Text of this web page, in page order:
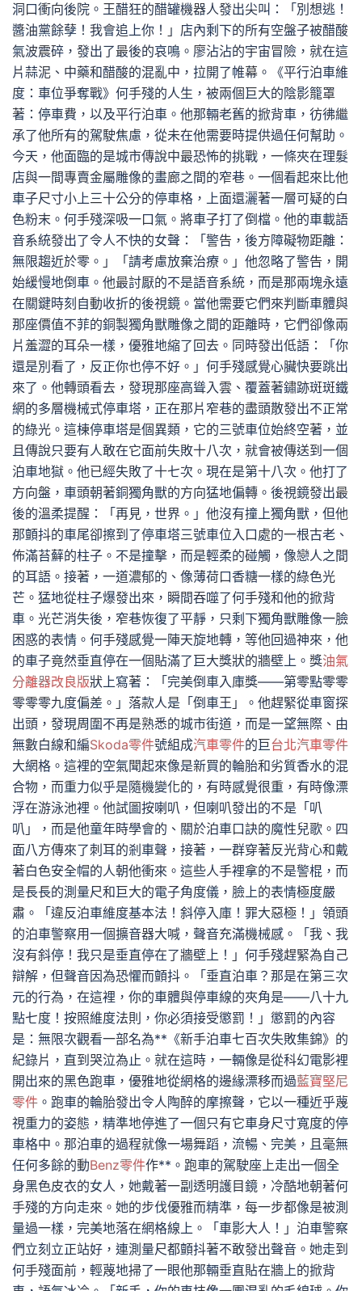
洞口衝向後院。王醋狂的醋罐機器人發出尖叫：「別想逃！
醬油黨餘孽！我會追上你！」店內剩下的所有空盤子被醋酸
氣波震碎，發出了最後的哀鳴。廖沾沾的宇宙冒險，就在這
片蒜泥、中藥和醋酸的混亂中，拉開了帷幕。《平行泊車維
度：車位爭奪戰》何手殘的人生，被兩個巨大的陰影籠罩
著：停車費，以及平行泊車。他那輛老舊的掀背車，彷彿繼
承了他所有的駕駛焦慮，從未在他需要時提供過任何幫助。
今天，他面臨的是城市傳說中最恐怖的挑戰，一條夾在理髮
店與一間專賣金屬雕像的畫廊之間的窄巷。一個看起來比他
車子尺寸小上三十公分的停車格，上面還灑著一層可疑的白
色粉末。何手殘深吸一口氣。將車子打了倒檔。他的車載語
音系統發出了令人不快的女聲：「警告，後方障礙物距離：
無限趨近於零。」「請考慮放棄治療。」他忽略了警告，開
始緩慢地倒車。他最討厭的不是語音系統，而是那兩塊永遠
在關鍵時刻自動收折的後視鏡。當他需要它們來判斷車體與
那座價值不菲的銅製獨角獸雕像之間的距離時，它們卻像兩
片羞澀的耳朵一樣，優雅地縮了回去。同時發出低語：「你
還是別看了，反正你也停不好。」何手殘感覺心臟快要跳出
來了。他轉頭看去，發現那座高聳入雲、覆蓋著鏽跡斑斑鐵
網的多層機械式停車塔，正在那片窄巷的盡頭散發出不正常
的綠光。這棟停車塔是個異類，它的三號車位始終空著，並
且傳說只要有人敢在它面前失敗十八次，就會被傳送到一個
泊車地獄。他已經失敗了十七次。現在是第十八次。他打了
方向盤，車頭朝著銅獨角獸的方向猛地偏轉。後視鏡發出最
後的溫柔提醒：「再見，世界。」他沒有撞上獨角獸，但他
那顫抖的車尾卻擦到了停車塔三號車位入口處的一根古老、
佈滿苔蘚的柱子。不是撞擊，而是輕柔的碰觸，像戀人之間
的耳語。接著，一道濃郁的、像薄荷口香糖一樣的綠色光
芒。猛地從柱子爆發出來，瞬間吞噬了何手殘和他的掀背
車。光芒消失後，窄巷恢復了平靜，只剩下獨角獸雕像一臉
困惑的表情。何手殘感覺一陣天旋地轉，等他回過神來，他
的車子竟然垂直停在一個貼滿了巨大獎狀的牆壁上。獎油氣
分離器改良版狀上寫著：「完美倒車入庫獎——第零點零零
零零零九度偏差。」落款人是「倒車王」。他趕緊從車窗探
出頭，發現周圍不再是熟悉的城市街道，而是一望無際、由
無數白線和編Skoda零件號組成汽車零件的巨台北汽車零件
大網格。這裡的空氣聞起來像是新買的輪胎和劣質香水的混
合物，而重力似乎是隨機變化的，有時感覺很重，有時像漂
浮在游泳池裡。他試圖按喇叭，但喇叭發出的不是「叭
叭」，而是他童年時學會的、關於泊車口訣的魔性兒歌。四
面八方傳來了刺耳的剎車聲，接著，一群穿著反光背心和戴
著白色安全帽的人朝他衝來。這些人手裡拿的不是警棍，而
是長長的測量尺和巨大的電子角度儀，臉上的表情極度嚴
肅。「違反泊車維度基本法！斜停入庫！罪大惡極！」領頭
的泊車警察用一個擴音器大喊，聲音充滿機械感。「我、我
沒有斜停！我只是垂直停在了牆壁上！」何手殘趕緊為自己
辯解，但聲音因為恐懼而顫抖。「垂直泊車？那是在第三次
元的行為，在這裡，你的車體與停車線的夾角是——八十九
點七度！按照維度法則，你必須接受懲罰！」懲罰的內容
是：無限次觀看一部名為**《新手泊車七百次失敗集錦》的
紀錄片，直到哭泣為止。就在這時，一輛像是從科幻電影裡
開出來的黑色跑車，優雅地從網格的邊緣漂移而過藍寶堅尼
零件 。跑車的輪胎發出令人陶醉的摩擦聲，它以一種近乎蔑
視重力的姿態，精準地停進了一個只有它車身尺寸寬度的停
車格中。那泊車的過程就像一場舞蹈，流暢、完美，且毫無
任何多餘的動Benz零件作**。跑車的駕駛座上走出一個全
身黑色皮衣的女人，她戴著一副透明護目鏡，冷酷地朝著何
手殘的方向走來。她的步伐優雅而精準，每一步都像是被測
量過一樣，完美地落在網格線上。「車影大人！」泊車警察
們立刻立正站好，連測量尺都顫抖著不敢發出聲音。她走到
何手殘面前，輕蔑地掃了一眼他那輛垂直貼在牆上的掀背